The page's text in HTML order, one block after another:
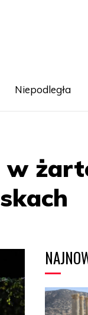
Niepodległa
w